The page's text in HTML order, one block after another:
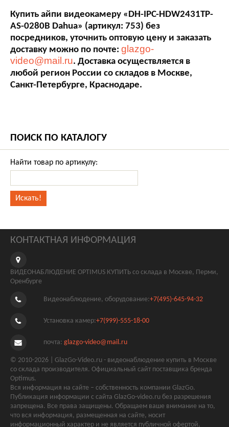
Купить айпи видеокамеру «DH-IPC-HDW2431TP-
AS-0280B Dahua» (артикул: 753) без
посредников, уточнить оптовую цену и заказать
доставку можно по почте: glazgo-
video@mail.ru. Доставка осуществляется в
любой регион России со складов в Москве,
Санкт-Петербурге, Краснодаре.
ПОИСК ПО КАТАЛОГУ
Найти товар по артикулу:
КОНТАКТНАЯ ИНФОРМАЦИЯ
ВИДЕОНАБЛЮДЕНИЕ OPTIMUS КУПИТЬ со склада в Москве, Перми,
Оренбурге
Видеонаблюдение, оборудование:+7(495)-645-94-32
Установка камер:+7(999)-555-18-00
почта: glazgo-video@mail.ru
© 2010-2026 | GlazGo-Video.ru - видеонаблюдение купить в Москве
со склада производителя. Официальный сайт поставщика бренда
Optimus.
Вся информация на сайте – собственность компании GlazGo.
Публикация информации с сайта GlazGo-video.ru без разрешения
запрещена. Все права защищены. Обращаем ваше внимание на то,
что вся информация, размещенная на сайте, носит
информационный характер и не является публичной офертой,